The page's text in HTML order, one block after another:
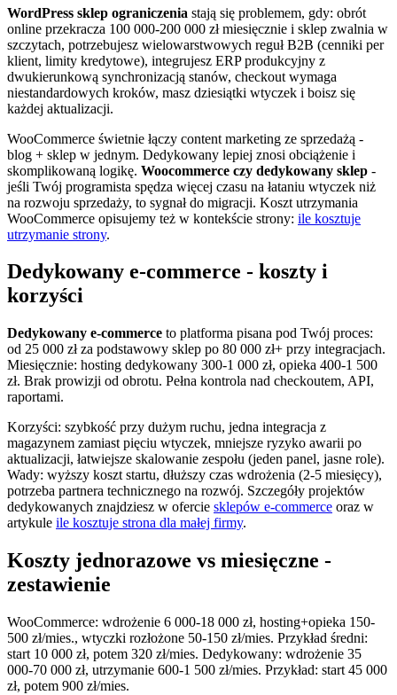
WordPress sklep ograniczenia stają się problemem, gdy: obrót
online przekracza 100 000-200 000 zł miesięcznie i sklep zwalnia w
szczytach, potrzebujesz wielowarstwowych reguł B2B (cenniki per
klient, limity kredytowe), integrujesz ERP produkcyjny z
dwukierunkową synchronizacją stanów, checkout wymaga
niestandardowych kroków, masz dziesiątki wtyczek i boisz się
każdej aktualizacji.
WooCommerce świetnie łączy content marketing ze sprzedażą -
blog + sklep w jednym. Dedykowany lepiej znosi obciążenie i
skomplikowaną logikę. Woocommerce czy dedykowany sklep -
jeśli Twój programista spędza więcej czasu na łataniu wtyczek niż
na rozwoju sprzedaży, to sygnał do migracji. Koszt utrzymania
WooCommerce opisujemy też w kontekście strony: ile kosztuje
utrzymanie strony.
Dedykowany e-commerce - koszty i
korzyści
Dedykowany e-commerce to platforma pisana pod Twój proces:
od 25 000 zł za podstawowy sklep po 80 000 zł+ przy integracjach.
Miesięcznie: hosting dedykowany 300-1 000 zł, opieka 400-1 500
zł. Brak prowizji od obrotu. Pełna kontrola nad checkoutem, API,
raportami.
Korzyści: szybkość przy dużym ruchu, jedna integracja z
magazynem zamiast pięciu wtyczek, mniejsze ryzyko awarii po
aktualizacji, łatwiejsze skalowanie zespołu (jeden panel, jasne role).
Wady: wyższy koszt startu, dłuższy czas wdrożenia (2-5 miesięcy),
potrzeba partnera technicznego na rozwój. Szczegóły projektów
dedykowanych znajdziesz w ofercie sklepów e-commerce oraz w
artykule ile kosztuje strona dla małej firmy.
Koszty jednorazowe vs miesięczne -
zestawienie
WooCommerce: wdrożenie 6 000-18 000 zł, hosting+opieka 150-
500 zł/mies., wtyczki rozłożone 50-150 zł/mies. Przykład średni:
start 10 000 zł, potem 320 zł/mies. Dedykowany: wdrożenie 35
000-70 000 zł, utrzymanie 600-1 500 zł/mies. Przykład: start 45 000
zł, potem 900 zł/mies.